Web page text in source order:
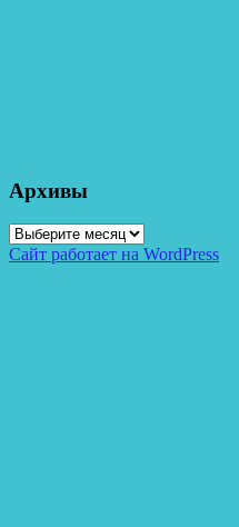
Архивы
Архивы
Сайт работает на WordPress